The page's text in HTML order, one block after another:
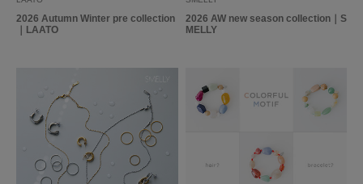
2026 Autumn Winter pre collection
｜LAATO
2026 AW new season collection｜S
MELLY